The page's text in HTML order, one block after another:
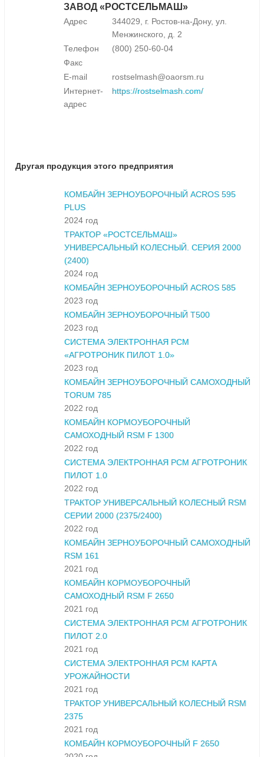
ЗАВОД «РОСТСЕЛЬМАШ»
Адрес
344029, г. Ростов-на-Дону, ул.
Менжинского, д. 2
Телефон
(800) 250-60-04
Факс
E-mail
rostselmash@oaorsm.ru
Интернет-
адрес
https://rostselmash.com/
Другая продукция этого предприятия
КОМБАЙН ЗЕРНОУБОРОЧНЫЙ ACROS 595
PLUS
2024 год
ТРАКТОР «РОСТСЕЛЬМАШ»
УНИВЕРСАЛЬНЫЙ КОЛЕСНЫЙ. СЕРИЯ 2000
(2400)
2024 год
КОМБАЙН ЗЕРНОУБОРОЧНЫЙ ACROS 585
2023 год
КОМБАЙН ЗЕРНОУБОРОЧНЫЙ Т500
2023 год
СИСТЕМА ЭЛЕКТРОННАЯ РСМ
«АГРОТРОНИК ПИЛОТ 1.0»
2023 год
КОМБАЙН ЗЕРНОУБОРОЧНЫЙ САМОХОДНЫЙ
TORUM 785
2022 год
КОМБАЙН КОРМОУБОРОЧНЫЙ
САМОХОДНЫЙ RSM F 1300
2022 год
СИСТЕМА ЭЛЕКТРОННАЯ РСМ АГРОТРОНИК
ПИЛОТ 1.0
2022 год
ТРАКТОР УНИВЕРСАЛЬНЫЙ КОЛЕСНЫЙ RSM
СЕРИИ 2000 (2375/2400)
2022 год
КОМБАЙН ЗЕРНОУБОРОЧНЫЙ САМОХОДНЫЙ
RSM 161
2021 год
КОМБАЙН КОРМОУБОРОЧНЫЙ
САМОХОДНЫЙ RSM F 2650
2021 год
СИСТЕМА ЭЛЕКТРОННАЯ РСМ АГРОТРОНИК
ПИЛОТ 2.0
2021 год
СИСТЕМА ЭЛЕКТРОННАЯ РСМ КАРТА
УРОЖАЙНОСТИ
2021 год
ТРАКТОР УНИВЕРСАЛЬНЫЙ КОЛЕСНЫЙ RSM
2375
2021 год
КОМБАЙН КОРМОУБОРОЧНЫЙ F 2650